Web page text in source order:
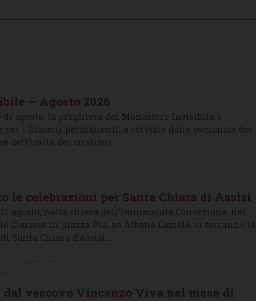
– Agosto 2026
di agosto, la preghiera del Monastero Invisibile è
per i Diaconi permanenti, a servizio delle comunità dei
dell’unità dei cristiani.
le celebrazioni per Santa Chiara di Assisi
agosto, nella chiesa dell’Immacolata Concezione, nel
Clarisse in piazza Pia, ad Albano Laziale, si terranno le
Santa Chiara d’Assisi,…
vescovo Vincenzo Viva nel mese di